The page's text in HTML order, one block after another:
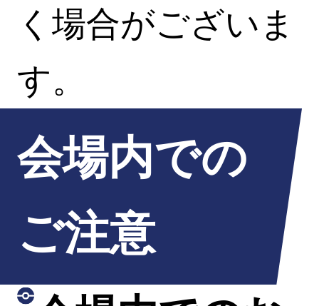
く場合がございま
す。
会場内での
ご注意